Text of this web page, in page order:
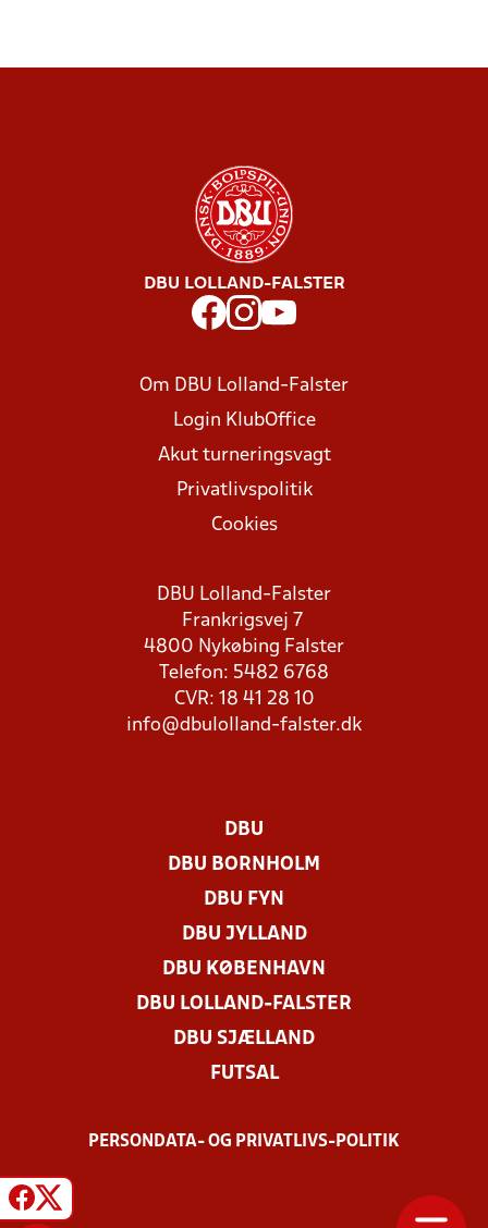
DBU LOLLAND-FALSTER
Om DBU Lolland-Falster
Login KlubOffice
Akut turneringsvagt
Privatlivspolitik
Cookies
DBU Lolland-Falster
Frankrigsvej 7
4800 Nykøbing Falster
Telefon: 5482 6768
CVR: 18 41 28 10
info@dbulolland-falster.dk
DBU
DBU BORNHOLM
DBU FYN
DBU JYLLAND
DBU KØBENHAVN
DBU LOLLAND-FALSTER
DBU SJÆLLAND
FUTSAL
PERSONDATA- OG PRIVATLIVS-POLITIK